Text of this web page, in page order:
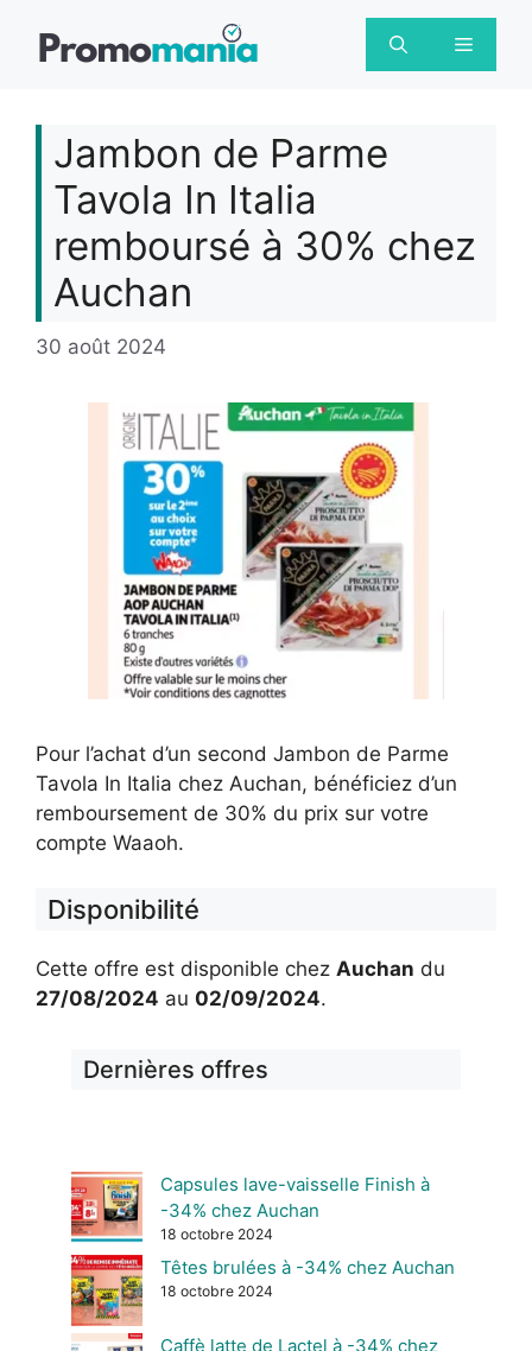
Menu
Jambon de Parme
Tavola In Italia
remboursé à 30% chez
Auchan
30 août 2024
Pour l’achat d’un second Jambon de Parme
Tavola In Italia chez Auchan, bénéficiez d’un
remboursement de 30% du prix sur votre
compte Waaoh.
Disponibilité
Cette offre est disponible chez Auchan du
27/08/2024 au 02/09/2024.
Dernières offres
Capsules lave-vaisselle Finish à
-34% chez Auchan
18 octobre 2024
Têtes brulées à -34% chez Auchan
18 octobre 2024
Caffè latte de Lactel à -34% chez